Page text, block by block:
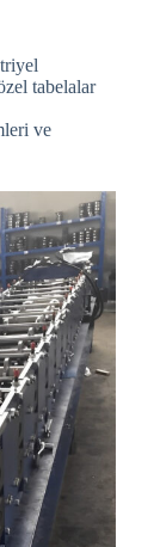
tabelalar
ve